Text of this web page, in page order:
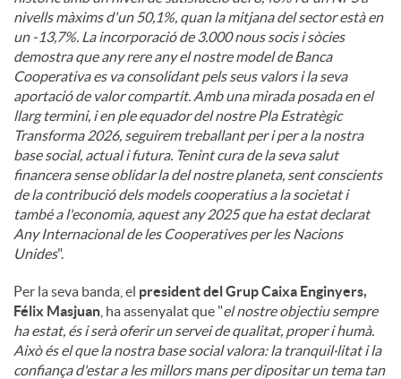
nivells màxims d'un 50,1%, quan la mitjana del sector està en
un -13,7%. La incorporació de 3.000 nous socis i sòcies
demostra que any rere any el nostre model de Banca
Cooperativa es va consolidant pels seus valors i la seva
aportació de valor compartit. Amb una mirada posada en el
llarg termini, i en ple equador del nostre Pla Estratègic
Transforma 2026, seguirem treballant per i per a la nostra
base social, actual i futura. Tenint cura de la seva salut
financera sense oblidar la del nostre planeta, sent conscients
de la contribució dels models cooperatius a la societat i
també a l'economia, aquest any 2025 que ha estat declarat
Any Internacional de les Cooperatives per les Nacions
Unides".
Per la seva banda, el president del Grup Caixa Enginyers,
Félix Masjuan , ha assenyalat que "el nostre objectiu sempre
ha estat, és i serà oferir un servei de qualitat, proper i humà.
Això és el que la nostra base social valora: la tranquil·litat i la
confiança d'estar a les millors mans per dipositar un tema tan